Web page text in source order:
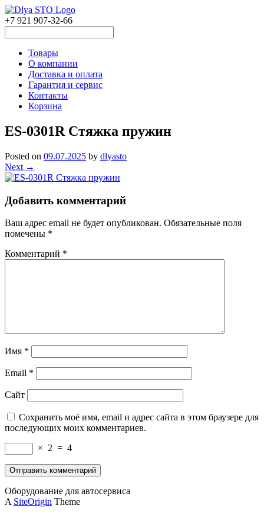
+7 921 907-32-66
Товары
О компании
Доставка и оплата
Гарантия и сервис
Контакты
Корзина
ES-0301R Стяжка пружин
Posted on 09.07.2025 by dlyasto
Next →
Добавить комментарий
Ваш адрес email не будет опубликован. Обязательные поля
помечены *
Комментарий *
Имя *
Email *
Сайт
Сохранить моё имя, email и адрес сайта в этом браузере для
последующих моих комментариев.
× 2 = 4
Оборудование для автосервиса
A SiteOrigin Theme